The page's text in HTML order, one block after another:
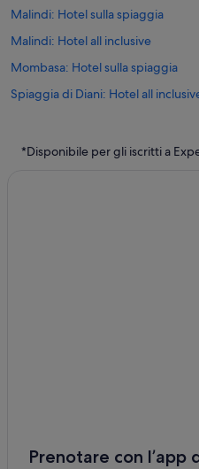
Malindi: Hotel sulla spiaggia
Malindi: Hotel all inclusive
Mombasa: Hotel sulla spiaggia
Spiaggia di Diani: Hotel all
Watamu: Hotel all inclusive
*Disponibile per gli iscritti a
Prenotare con l’app